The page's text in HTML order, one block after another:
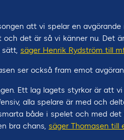
att vi spelar en
och det är så vi känner nu. Det
sätt, säger Henrik Rydström till
ser också fram emot
Ett lag lagets styrkor är att
alla spelare är med och
både i spelet och med
bra chans, säger Thomasen till